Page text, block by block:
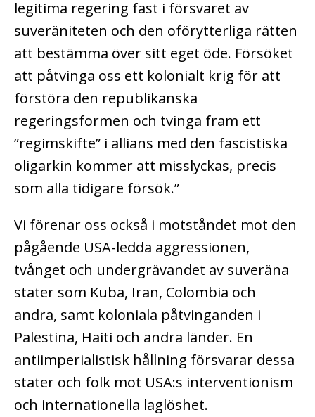
legitima regering fast i försvaret av
suveräniteten och den oförytterliga rätten
att bestämma över sitt eget öde. Försöket
att påtvinga oss ett kolonialt krig för att
förstöra den republikanska
regeringsformen och tvinga fram ett
”regimskifte” i allians med den fascistiska
oligarkin kommer att misslyckas, precis
som alla tidigare försök.”
Vi förenar oss också i motståndet mot den
pågående USA-ledda aggressionen,
tvånget och undergrävandet av suveräna
stater som Kuba, Iran, Colombia och
andra, samt koloniala påtvinganden i
Palestina, Haiti och andra länder. En
antiimperialistisk hållning försvarar dessa
stater och folk mot USA:s interventionism
och internationella laglöshet.